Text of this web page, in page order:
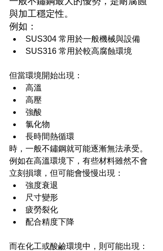
與加工穩定性。
例如：
SUS304 常用於一般機械與設備
SUS316 常用於較高腐蝕環境
但當環境開始出現：
高溫
高壓
強酸
氯化物
長時間熱循環
時，一般不鏽鋼就可能逐漸無法承受。
例如在高溫環境下，有些材料雖然不會
立刻損壞，但可能會慢慢出現：
強度衰退
尺寸變形
疲勞裂化
配合精度下降
而在化工或酸鹼環境中，則可能出現：